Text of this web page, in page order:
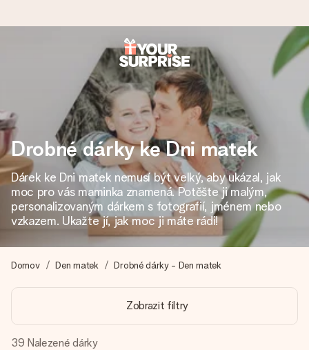
Objednejte dnes, odešleme do 1 prac. dne
Váš dárek vytvoříme s láskou a bleskově odešleme –
abyste ho mohli darovat právě v tu správnou chvíli, kdy na
tom nejvíc záleží.
4,8 (na základě +15 000 recenzí)
Naše dárky inspirují. Zákazníci nás na Google Reviews
hodnotí známkou 4,8.
Vytvořte něco jedinečného během několika kroků – s jejím
jménem, vaší fotografií nebo vzkazem, který doopravdy
zahřeje u srdce. Žádné zbytečné složitosti, jen spousta
lásky pro daný okamžik.
Drobné dárky ke Dni matek
Dárek ke Dni matek nemusí být velký, aby ukázal, jak
moc pro vás maminka znamená. Potěšte ji malým,
personalizovaným dárkem s fotografií, jménem nebo
vzkazem. Ukažte jí, jak moc ji máte rádi!
Domov Den matek Drobné dárky - Den matek
Zobrazit filtry
39 Nalezené dárky